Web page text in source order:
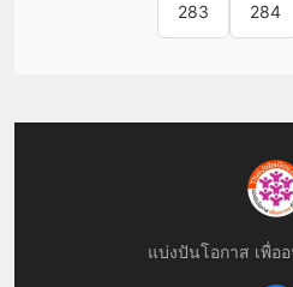
283 284
แบ่งปันโอกาส เพื่อ